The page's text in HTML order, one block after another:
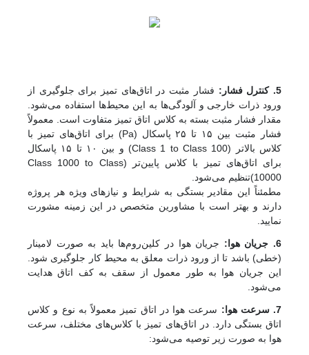
5. کنترل فشار:
فشار مثبت در اتاق‌های تمیز برای جلوگیری از
ورود ذرات خارجی و آلودگی‌ها به این محیط‌ها استفاده می‌شود.
مقدار فشار مثبت بسته به کلاس اتاق تمیز متفاوت است. معمولاً
فشار مثبت بین ۱۵ تا ۲۵ پاسکال (Pa) برای اتاق‌های تمیز با
کلاس بالاتر (Class 1 to Class 100) و بین ۱۰ تا ۱۵ پاسکال
برای اتاق‌های تمیز با کلاس پایین‌تر (Class 1000 to Class
10000)تنظیم می‌شود.
مطمئناً این مقادیر بستگی به شرایط و نیازهای ویژه هر پروژه
دارند و بهتر است با مشاورین متخصص در این زمینه مشورت
نمایید.
6. جریان هوا:
جریان هوا در کلین‌روم‌ها باید به‌ صورت لامینار
(خطی) باشد تا از ورود ذرات معلق به محیط کار جلوگیری شود.
این جریان هوا به ‌طور معمول از سقف به کف اتاق هدایت
می‌شود.
7. سرعت هوا:
سرعت هوا در اتاق تمیز معمولاً به نوع و کلاس
اتاق بستگی دارد. در اتاق‌های تمیز با کلاس‌های مختلف، سرعت
هوا به صورت زیر توصیه می‌شود: